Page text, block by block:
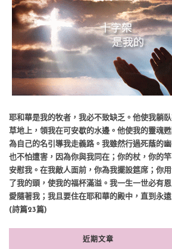
耶和華是我的牧者，我必不致缺乏。他使我躺
草地上，領我在可安歇的水邊。他使我的靈魂甦
為自己的名引導我走義路。我雖然行過死蔭的幽
也不怕遭害，因為你與我同在；你的杖，你的
安慰我。在我敵人面前，你為我擺設筵席；你
了我的頭，使我的福杯滿溢。我一生一世必有
愛隨著我；我且要住在耶和華的殿中，直到永遠
(詩篇23篇)
近期文章